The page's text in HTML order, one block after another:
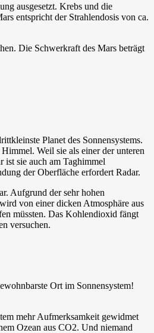
ausgesetzt. Krebs und die
entspricht der Strahlendosis von ca.
Die Schwerkraft des Mars beträgt
Planet des Sonnensystems.
Weil sie als einer der unteren
ist sie auch am Taghimmel
der Oberfläche erfordert Radar.
Aufgrund der sehr hohen
von einer dicken Atmosphäre aus
müssten. Das Kohlendioxid fängt
versuchen.
Ort im Sonnensystem!
mehr Aufmerksamkeit gewidmet
Ozean aus CO2. Und niemand